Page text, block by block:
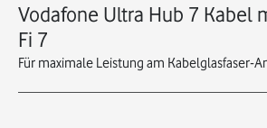
Vodafone Ultra Hub 7 Kabel
Fi 7
Für maximale Leistung am Kabelglasfaser-